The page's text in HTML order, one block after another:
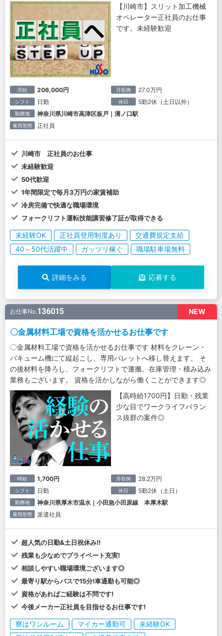
【川崎市】スリット加工機械
オペレーター正社員のお仕事
です。未経験歓迎
月給 206,000円 月収例 27.0万円
シフト 日勤 休日 5勤2休（土日以外）
勤務地 神奈川県川崎市高津区板戸｜溝ノ口駅
雇用形態 正社員
川崎市 正社員のお仕事
未経験歓迎
50代歓迎
1年間限定で毎月3万円の家賃補助
冷房完備で快適な職場環境
フォークリフト運転技能講習修了証が取得できる
未経験OK 正社員登用制度あり
交通費規定支給
40～50代活躍中
ガッツリ稼ぐ 職場駐車場無料
詳細をみる 応募する
NEW
お仕事No.136015
〇金属材料工場で資格を活かせるお仕事です
〇金属材料工場で資格を活かせるお仕事です 材料をクレーン・
バキューム機にて縦起こし、専用パレットへ移し替えます。 そ
の後材料を降ろし、フォークリフトで運搬。在庫管理・積み込み
業務もございます。 資格を活かしながら働くことができます◎
【高時給1700円】日勤・残業
少な目でワークライフバラン
ス抜群の案件◎
時給 1,700円 月収例 28.2万円
シフト 日勤 休日 5勤2休（土日）
勤務地 神奈川県厚木市温水｜小田急小田原線 本厚木駅
雇用形態 派遣社員
超人気の日勤&土日祝休み!!
残業も少なめでプライベート充実!
相談しやすい職場環境ございます◎
最寄り駅からバスで15分!車通勤も可能◎
資格があればご経験は不問です!
今後メーカー正社員を目指せるお仕事です!
寮はワンルーム マイカー通勤可
未経験OK